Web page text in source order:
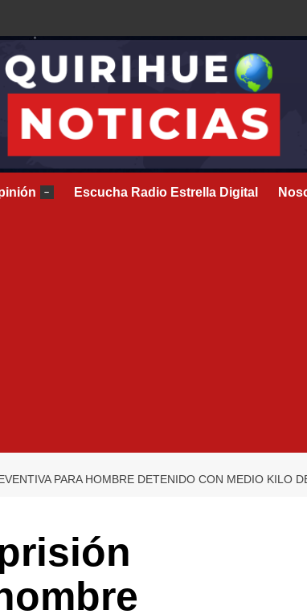
– Escucha Radio Estrella Digital
PARA HOMBRE DETENIDO CON MEDIO KILO